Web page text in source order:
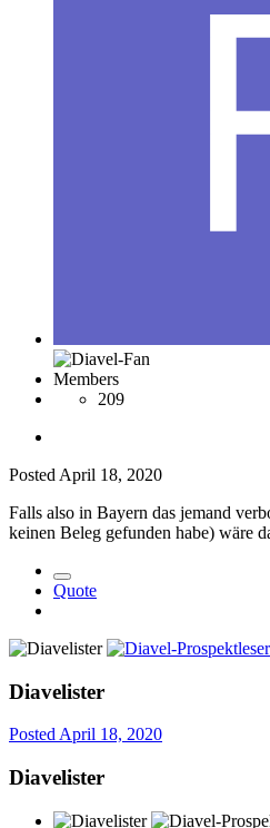
Members
209
Posted April 18, 2020
Falls also in Bayern das jemand
keinen Beleg gefunden habe) wäre
Quote
Diavelister
PostedApril 18, 2020
Diavelister